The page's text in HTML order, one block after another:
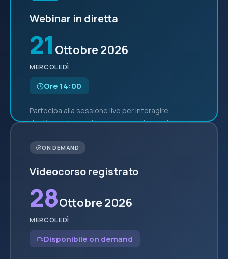
Webinar in diretta
21 Ottobre 2026
MERCOLEDÌ
Ore 14:00
Partecipa alla sessione live per interagire
direttamente con il trainer, porre domande in
partecipanti durante la sessione Q&A finale.
ON DEMAND
Videocorso registrato
28Ottobre 2026
MERCOLEDÌ
Disponibile on demand